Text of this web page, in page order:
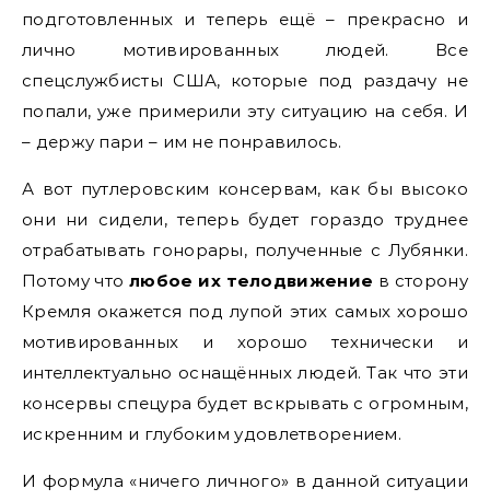
подготовленных и теперь ещё – прекрасно и
лично мотивированных людей. Все
спецслужбисты США, которые под раздачу не
попали, уже примерили эту ситуацию на себя. И
– держу пари – им не понравилось.
А вот путлеровским консервам, как бы высоко
они ни сидели, теперь будет гораздо труднее
отрабатывать гонорары, полученные с Лубянки.
Потому чтолюбое их телодвижение в сторону
Кремля окажется под лупой этих самых хорошо
мотивированных и хорошо технически и
интеллектуально оснащённых людей. Так что эти
консервы спецура будет вскрывать с огромным,
искренним и глубоким удовлетворением.
И формула «ничего личного» в данной ситуации